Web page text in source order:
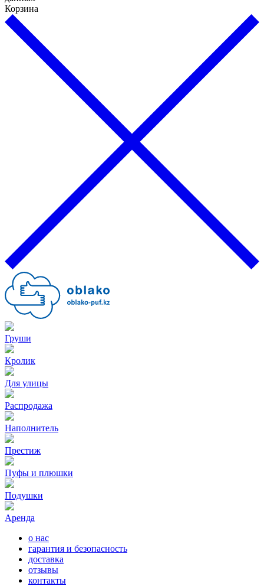
Корзина
Груши
Кролик
Для улицы
Распродажа
Наполнитель
Престиж
Пуфы и плюшки
Подушки
Аренда
о нас
гарантия и безопасность
доставка
отзывы
контакты